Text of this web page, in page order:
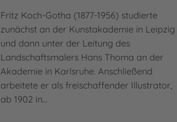
Fritz Koch-Gotha (1877-1956) studierte
zunächst an der Kunstakademie in Leipzig
und dann unter der Leitung des
Landschaftsmalers Hans Thoma an der
Akademie in Karlsruhe. Anschließend
arbeitete er als freischaffender Illustrator,
ab 1902 in…